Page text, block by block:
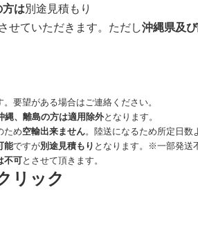
は別途見積もり
せていただきます。ただし沖縄県及
要望がある場合はご連絡ください。
縄、離島の方は適用除外となります。
ため空輸出来ません。陸送になるため所定日数
能ですが別途見積もり となります。※一部発送
不可とさせて頂きます。
リック